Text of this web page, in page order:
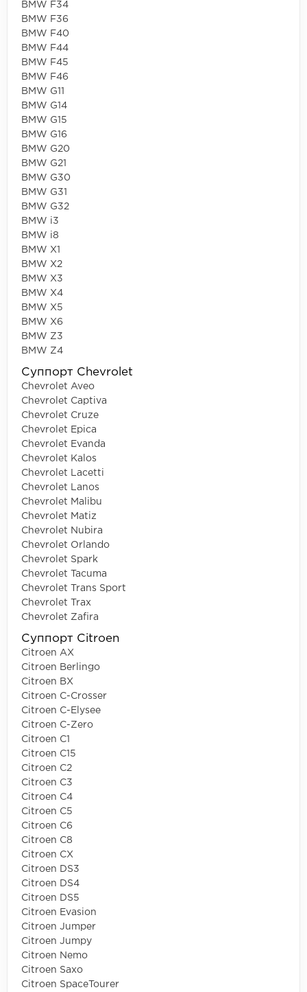
BMW F34
BMW F36
BMW F40
BMW F44
BMW F45
BMW F46
BMW G11
BMW G14
BMW G15
BMW G16
BMW G20
BMW G21
BMW G30
BMW G31
BMW G32
BMW i3
BMW i8
BMW X1
BMW X2
BMW X3
BMW X4
BMW X5
BMW X6
BMW Z3
BMW Z4
Суппорт Chevrolet
Chevrolet Aveo
Chevrolet Captiva
Chevrolet Cruze
Chevrolet Epica
Chevrolet Evanda
Chevrolet Kalos
Chevrolet Lacetti
Chevrolet Lanos
Chevrolet Malibu
Chevrolet Matiz
Chevrolet Nubira
Chevrolet Orlando
Chevrolet Spark
Chevrolet Tacuma
Chevrolet Trans Sport
Chevrolet Trax
Chevrolet Zafira
Суппорт Citroen
Citroen AX
Citroen Berlingo
Citroen BX
Citroen C-Crosser
Citroen C-Elysee
Citroen C-Zero
Citroen C1
Citroen C15
Citroen C2
Citroen C3
Citroen C4
Citroen C5
Citroen C6
Citroen C8
Citroen CX
Citroen DS3
Citroen DS4
Citroen DS5
Citroen Evasion
Citroen Jumper
Citroen Jumpy
Citroen Nemo
Citroen Saxo
Citroen SpaceTourer